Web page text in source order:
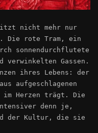
nicht mehr nur
Die rote Tram, ein
sonnendurchflutete
verwinkelten Gassen.
ihres Lebens: der
aufgeschlagenen
im Herzen trägt. Die
denn je,
der Kultur, die sie